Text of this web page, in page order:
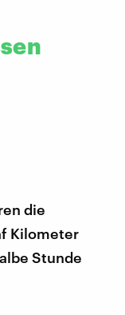
die
Kilometer
Stunde